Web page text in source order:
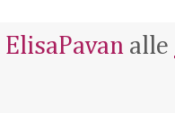
ElisaPavan alle